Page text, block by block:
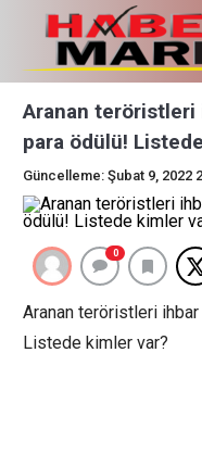
Aranan teröristleri
para ödülü!
Güncelleme: Şubat 9, 2022
0
Aranan teröristleri
Listede kimler var?